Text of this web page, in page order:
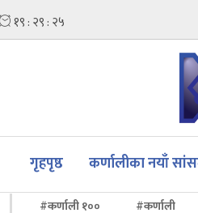
गृहपृष्ठ कर्णालीका नयाँ
#कर्णाली १०० #कर्णाली